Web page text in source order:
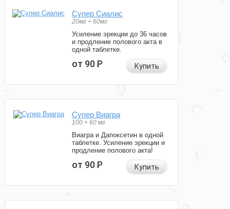
Супер Сиалис
20мг + 60мг
Усиление эрекции до 36 часов
и продление полового акта в
одной таблетке.
от 90Р Купить
Супер Виагра
100 + 60 мг
Виагра и Дапоксетин в одной
таблетке. Усиление эрекции и
продление полового акта!
от 90Р Купить